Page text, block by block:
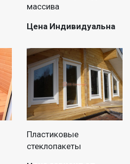
массива
Цена Индивидуальна
Пластиковые
стеклопакеты